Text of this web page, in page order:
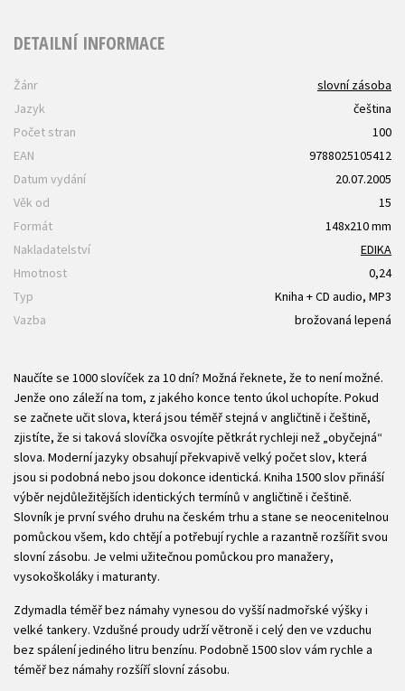
DETAILNÍ INFORMACE
Žánr
slovní zásoba
Jazyk
čeština
Počet stran
100
EAN
9788025105412
Datum vydání
20.07.2005
Věk od
15
Formát
148x210 mm
Nakladatelství
EDIKA
Hmotnost
0,24
Typ
Kniha + CD audio, MP3
Vazba
brožovaná lepená
Naučíte se 1000 slovíček za 10 dní? Možná řeknete, že to není možné.
Jenže ono záleží na tom, z jakého konce tento úkol uchopíte. Pokud
se začnete učit slova, která jsou téměř stejná v angličtině i češtině,
zjistíte, že si taková slovíčka osvojíte pětkrát rychleji než „obyčejná“
slova. Moderní jazyky obsahují překvapivě velký počet slov, která
jsou si podobná nebo jsou dokonce identická. Kniha 1500 slov přináší
výběr nejdůležitějších identických termínů v angličtině i češtině.
Slovník je první svého druhu na českém trhu a stane se neocenitelnou
pomůckou všem, kdo chtějí a potřebují rychle a razantně rozšířit svou
slovní zásobu. Je velmi užitečnou pomůckou pro manažery,
vysokoškoláky i maturanty.
Zdymadla téměř bez námahy vynesou do vyšší nadmořské výšky i
velké tankery. Vzdušné proudy udrží větroně i celý den ve vzduchu
bez spálení jediného litru benzínu. Podobně 1500 slov vám rychle a
téměř bez námahy rozšíří slovní zásobu.